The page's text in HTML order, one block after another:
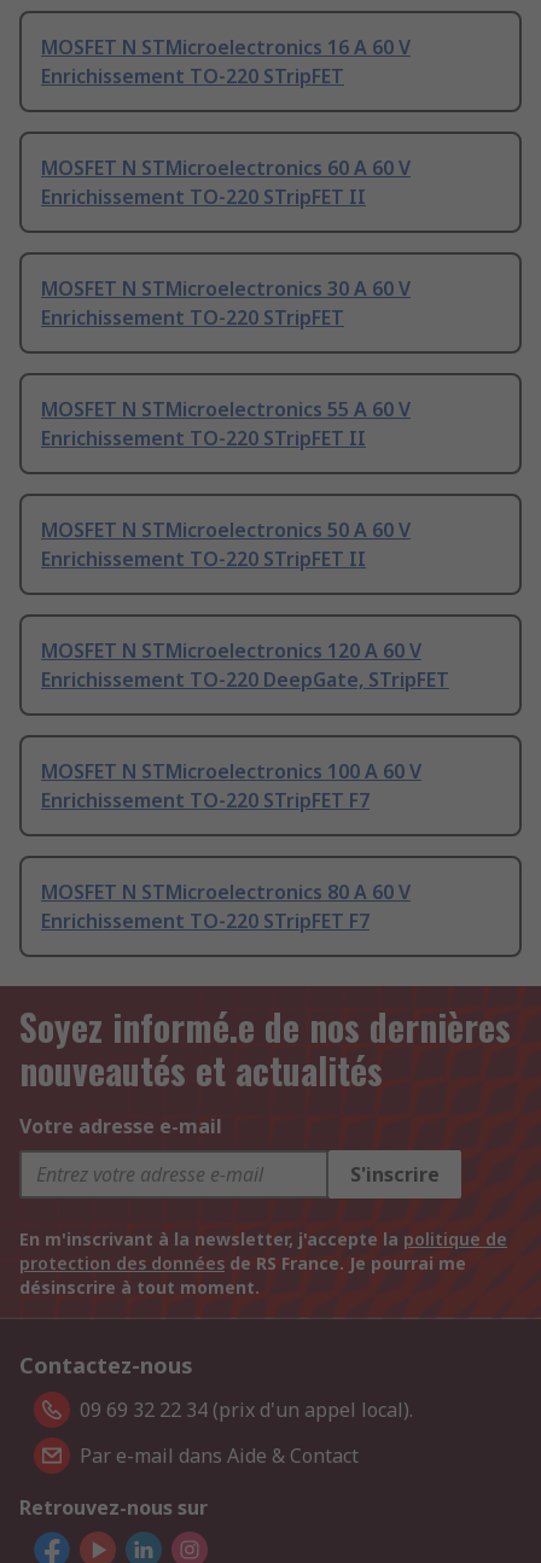
MOSFET N STMicroelectronics 16 A 60 V
Enrichissement TO-220 STripFET
MOSFET N STMicroelectronics 60 A 60 V
Enrichissement TO-220 STripFET II
MOSFET N STMicroelectronics 30 A 60 V
Enrichissement TO-220 STripFET
MOSFET N STMicroelectronics 55 A 60 V
Enrichissement TO-220 STripFET II
MOSFET N STMicroelectronics 50 A 60 V
Enrichissement TO-220 STripFET II
MOSFET N STMicroelectronics 120 A 60 V
Enrichissement TO-220 DeepGate, STripFET
MOSFET N STMicroelectronics 100 A 60 V
Enrichissement TO-220 STripFET F7
MOSFET N STMicroelectronics 80 A 60 V
Enrichissement TO-220 STripFET F7
Soyez informé.e de nos dernières
nouveautés et actualités
Votre adresse e-mail
S'inscrire
En m'inscrivant à la newsletter, j'accepte la politique de
protection des données de RS France. Je pourrai me
désinscrire à tout moment.
Contactez-nous
09 69 32 22 34 (prix d'un appel local).
Par e-mail dans Aide & Contact
Retrouvez-nous sur